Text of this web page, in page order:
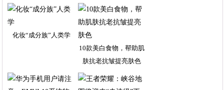
瑶
化妆“成分族”人类学
10款美白食物，帮助肌
肤抗老抗皱提亮肤色